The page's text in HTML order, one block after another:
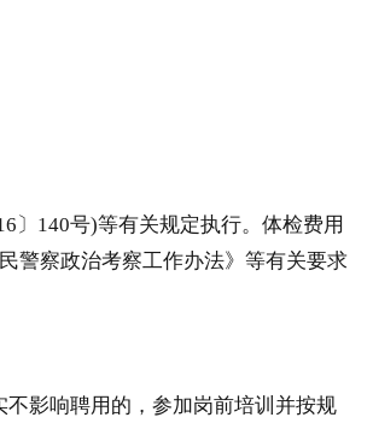
〕140号)等有关规定执行。体检费用
警察政治考察工作办法》等有关要求
影响聘用的，参加岗前培训并按规